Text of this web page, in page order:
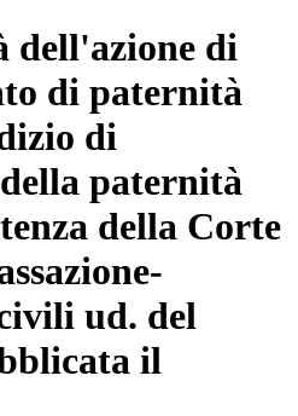
dell'azione di
di paternità
di
paternità
della Corte
ud. del
il